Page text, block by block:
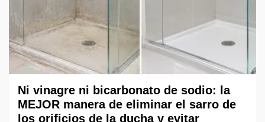
Ni vinagre ni bicarbonato de sodio: la
MEJOR manera de eliminar el sarro de
los orificios de la ducha y evitar